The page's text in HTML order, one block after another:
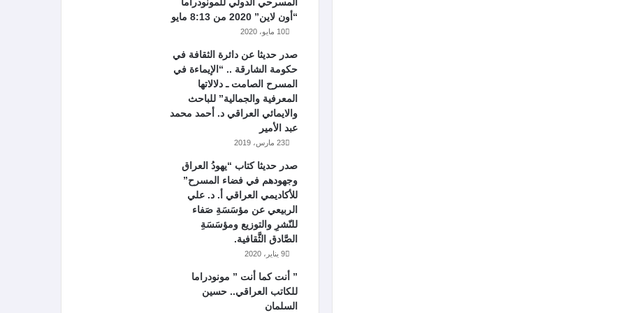
“أون لاين” 2020 من 8:13 مايو
10 مايو، 2020
صدر حديثا عن دائرة الثقافة في
حكومة الشارقة .. “الإيماءة في
المسرح الصامت ـ دلالاتها
المعرفية والجمالية” للباحث
والايمائي العراقي د. أحمد محمد
عبد الأمير
23 مارس، 2019
صدر حديثا كتاب “يهودُ العراق
وجهودهم في فضاء المسرح”
للأكاديمي العراقي أ. د. علي
الربيعي عن مؤسَسَةِ صَفاء
للنّشرِ والتوزيع ومؤسَسَةِ
الصَّادق الثَّقافية.
9 يناير، 2020
” أنت كما أنت ” مونودراما
للكاتب العراقي.. حسين
السلمان